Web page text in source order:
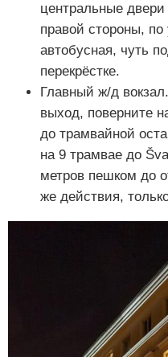
центральные
правой стороны,
автобусная, чуть
перекрёстке.
Главный ж/д
выход, поверните
до трамвайной
на 9 трамвае до
метров пешком до
же действия,